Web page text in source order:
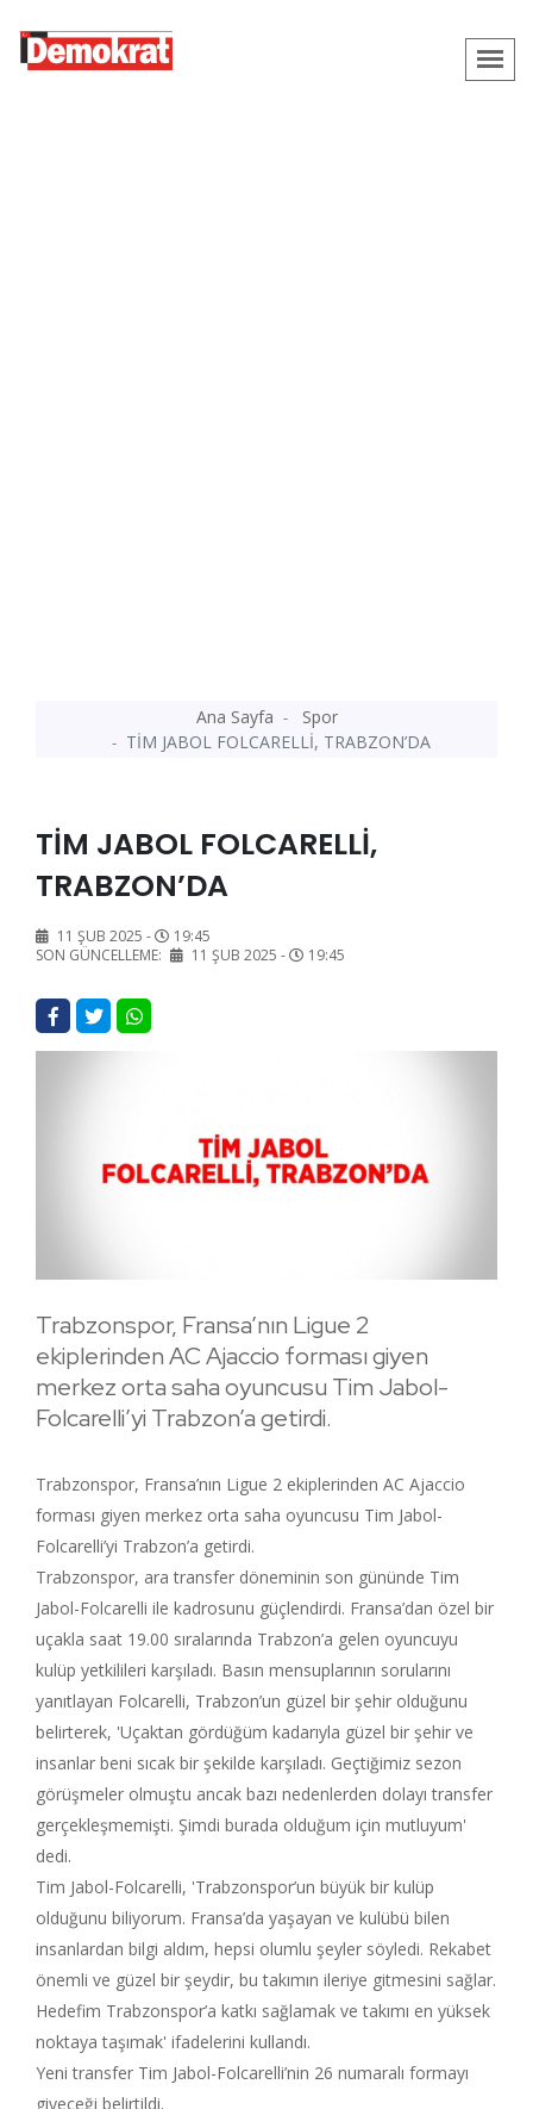
Ana Sayfa
Spor
TİM JABOL FOLCARELLİ, TRABZON’DA
TİM JABOL FOLCARELLİ,
TRABZON’DA
11 ŞUB 2025 -
19:45
SON GÜNCELLEME:
11 ŞUB 2025 - 19:45
Trabzonspor, Fransa’nın Ligue 2
ekiplerinden AC Ajaccio forması giyen
merkez orta saha oyuncusu Tim Jabol-
Folcarelli’yi Trabzon’a getirdi.
Trabzonspor, Fransa’nın Ligue 2 ekiplerinden AC Ajaccio
forması giyen merkez orta saha oyuncusu Tim Jabol-
Folcarelli’yi Trabzon’a getirdi.
Trabzonspor, ara transfer döneminin son gününde Tim
Jabol-Folcarelli ile kadrosunu güçlendirdi. Fransa’dan özel bir
uçakla saat 19.00 sıralarında Trabzon’a gelen oyuncuyu
kulüp yetkilileri karşıladı. Basın mensuplarının sorularını
yanıtlayan Folcarelli, Trabzon’un güzel bir şehir olduğunu
belirterek, 'Uçaktan gördüğüm kadarıyla güzel bir şehir ve
insanlar beni sıcak bir şekilde karşıladı. Geçtiğimiz sezon
görüşmeler olmuştu ancak bazı nedenlerden dolayı transfer
gerçekleşmemişti. Şimdi burada olduğum için mutluyum'
dedi.
Tim Jabol-Folcarelli, 'Trabzonspor’un büyük bir kulüp
olduğunu biliyorum. Fransa’da yaşayan ve kulübü bilen
insanlardan bilgi aldım, hepsi olumlu şeyler söyledi. Rekabet
önemli ve güzel bir şeydir, bu takımın ileriye gitmesini sağlar.
Hedefim Trabzonspor’a katkı sağlamak ve takımı en yüksek
noktaya taşımak' ifadelerini kullandı.
Yeni transfer Tim Jabol-Folcarelli’nin 26 numaralı formayı
giyeceği belirtildi.